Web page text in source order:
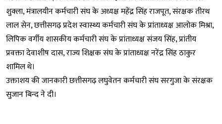
शुक्ला, मंत्रालयीन कर्मचारी संघ के अध्यक्ष महेंद्र सिंह राजपूत, संरक्षक तीरथ
लाल सेन, छत्तीसगढ़ प्रदेश स्वास्थ्य कर्मचारी संघ के प्रांताध्यक्ष आलोक मिश्रा,
लिपिक वर्गीय शासकीय कर्मचारी संघ के प्रांताध्यक्ष संजय सिंह, प्रांतीय
प्रवक्ता देवाशीष दास, राज्य शिक्षक संघ के प्रांताध्यक्ष नरेंद्र सिंह ठाकुर
शामिल थे।
उक्ताशय की जानकारी छत्तीसगढ़ लघुवेतन कर्मचारी संघ सरगुजा के संरक्षक
सुजान बिन्द ने दी।